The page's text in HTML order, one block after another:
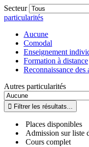
Secteur
particularités
Aucune
Comodal
Enseignement
Formation à distance
Reconnaissance
Autres particularités
Places disponibles
Admission sur liste
Cours complet